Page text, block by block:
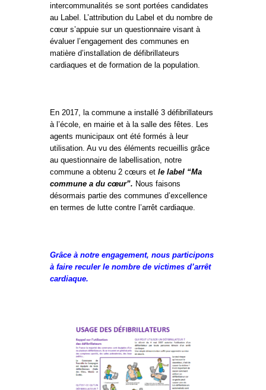
intercommunalités se sont portées candidates
au Label. L’attribution du Label et du nombre de
cœur s’appuie sur un questionnaire visant à
évaluer l’engagement des communes en
matière d’installation de défibrillateurs
cardiaques et de formation de la population.
En 2017, la commune a installé 3 défibrillateurs
à l’école, en mairie et à la salle des fêtes. Les
agents municipaux ont été formés à leur
utilisation. Au vu des éléments recueillis grâce
au questionnaire de labellisation, notre
commune a obtenu 2 cœurs et le label “Ma
commune a du cœur”. Nous faisons
désormais partie des communes d’excellence
en termes de lutte contre l’arrêt cardiaque.
Grâce à notre engagement, nous participons
à faire reculer le nombre de victimes d’arrêt
cardiaque.